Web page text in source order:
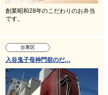
創業昭和28年のこだわりのお弁当
です。
台東区
入谷鬼子母神門前のだ…